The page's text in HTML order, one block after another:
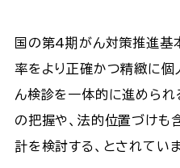
国の第4期がん対策推進基
率をより正確かつ精緻に個
ん検診を一体的に進められ
の把握や、法的位置づけも
計を検討する、とされていま